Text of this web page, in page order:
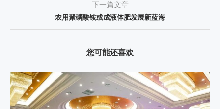
下一篇文章
农用聚磷酸铵或成液体肥发展新蓝海
您可能还喜欢